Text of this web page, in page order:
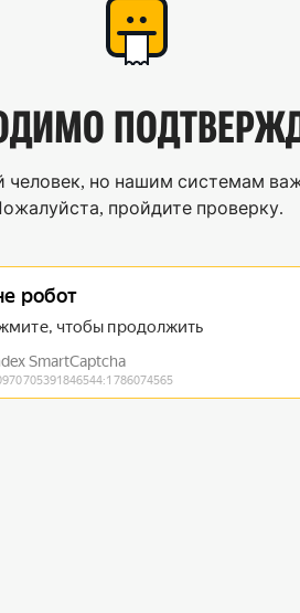
человек, но нашим системам
пройдите проверку.